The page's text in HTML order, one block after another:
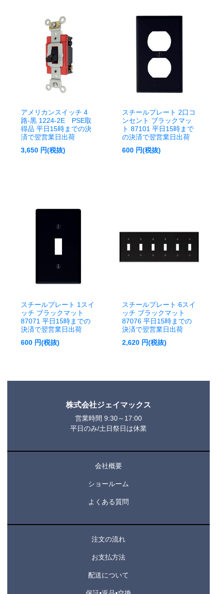
アメリカンスイッチ 4
路-黒 1224-2E PSE取
得品 平日15時までの決
済で翌営業日出荷
3,650 円(税抜)
スチールプレート 2口コ
ンセント ブラックマッ
ト 87101 平日15時まで
の決済で翌営業日出荷
600 円(税抜)
スチールプレート 1スイ
ッチ ブラックマット
87071 平日15時までの
決済で翌営業日出荷
600 円(税抜)
スチールプレート 6スイ
ッチ ブラックマット
87076 平日15時までの
決済で翌営業日出荷
2,620 円(税抜)
株式会社ジェイマックス
営業時間 9:30～17:00
平日のみ/土日祭日は休業
会社概要
ショールーム
よくある質問
注文の流れ
お支払方法
配送について